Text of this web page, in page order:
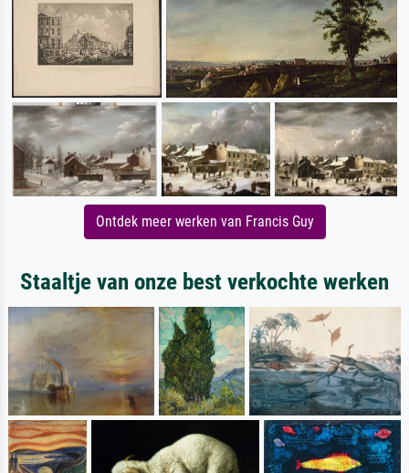
Ontdek meer werken van Francis Guy
Staaltje van onze best verkochte werken